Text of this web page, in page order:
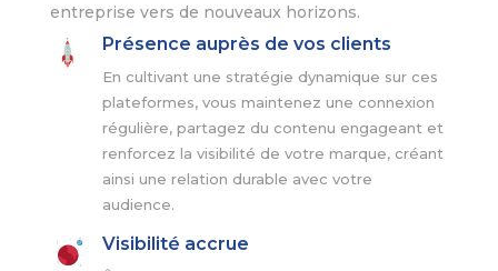
entreprise vers de nouveaux horizons.
Présence auprès de vos clients
En cultivant une stratégie dynamique sur ces
plateformes, vous maintenez une connexion
régulière, partagez du contenu engageant et
renforcez la visibilité de votre marque, créant
ainsi une relation durable avec votre
audience.
Visibilité accrue